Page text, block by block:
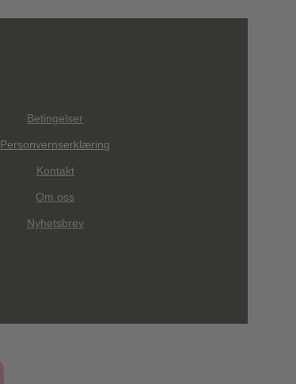
Betingelser
Personvernserklæring
Kontakt
Om oss
Nyhetsbrev